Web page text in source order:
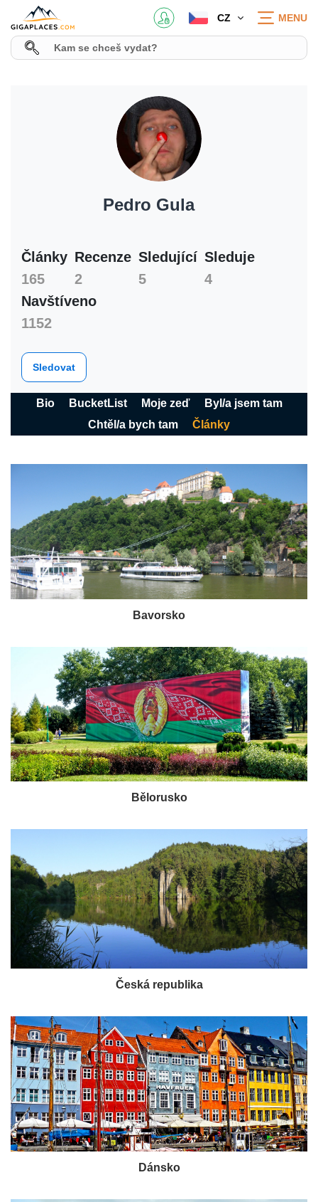
CZ MENU
Pedro Gula
Články
165
Recenze
2
Sledující
5
Sleduje
4
Navštíveno
1152
Sledovat
Bio BucketList Moje zeď
Byl/a jsem tam
Chtěl/a bych tam
Články
Bavorsko
Bělorusko
Česká republika
Dánsko